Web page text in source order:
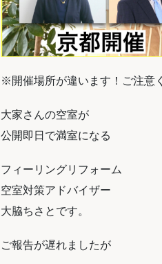
※開催場所が違います！ご注意
大家さんの空室が
公開即日で満室になる
フィーリングリフォーム
空室対策アドバイザー
大脇ちさとです。
ご報告が遅れましたが